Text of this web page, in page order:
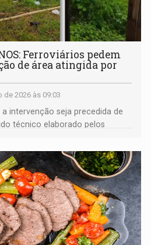
Ferroviários pedem
de área atingida por
de 2026 às 09:03
intervenção seja precedida de
técnico elaborado pelos